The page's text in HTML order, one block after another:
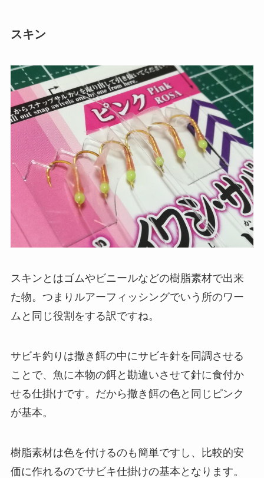
スキン
スキンとはゴムやビニールなどの樹脂素材で出来
た物。つまりルアーフィッシングでいう所のワー
ムと同じ役割をする訳ですね。
サビキ釣りは撒き餌の中にサビキ針を同調させる
ことで、魚に本物の餌と勘違いさせて針に食付か
せる仕掛けです。だから撒き餌の色と同じピンク
が基本。
樹脂素材は色を付けるのも簡単ですし、比較的安
価に作れるのでサビキ仕掛けの基本となります。